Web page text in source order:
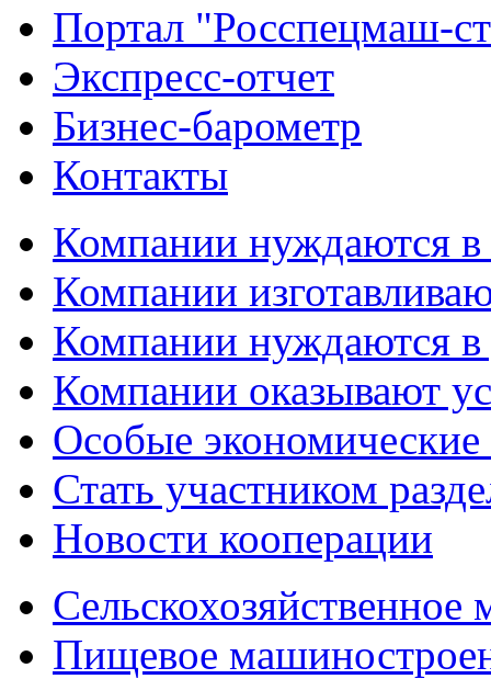
Портал "Росспецмаш-
Экспресс-отчет
Бизнес-барометр
Контакты
Компании нуждаются в
Компании
Компании нуждаются в
Компании оказывают
Особые
Стать участником
Новости кооперации
Пищевое